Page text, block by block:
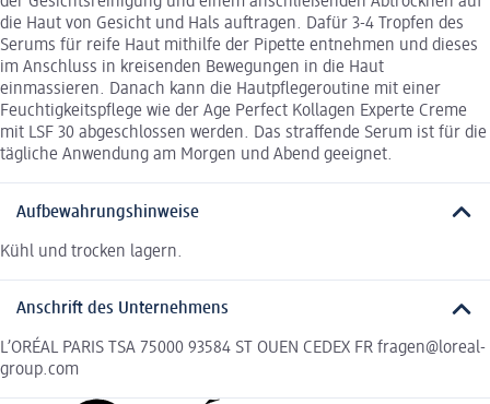
die Haut von Gesicht und Hals auftragen. Dafür 3-4 Tropfen des
Serums für reife Haut mithilfe der Pipette entnehmen und dieses
im Anschluss in kreisenden Bewegungen in die Haut
einmassieren. Danach kann die Hautpflegeroutine mit einer
Feuchtigkeitspflege wie der Age Perfect Kollagen Experte Creme
mit LSF 30 abgeschlossen werden. Das straffende Serum ist für die
tägliche Anwendung am Morgen und Abend geeignet.
Aufbewahrungshinweise
Kühl und trocken lagern.
Anschrift des Unternehmens
L’ORÉAL PARIS TSA 75000 93584 ST OUEN CEDEX FR fragen@loreal-
group.com